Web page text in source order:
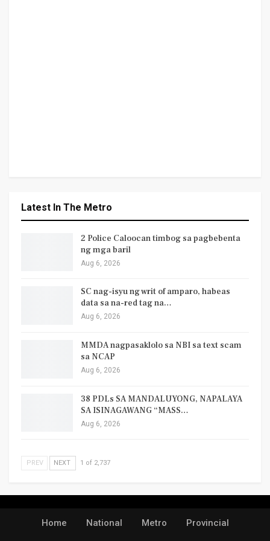
Latest In The Metro
2 Police Caloocan timbog sa pagbebenta
ng mga baril
Aug 6, 2026
SC nag-isyu ng writ of amparo, habeas
data sa na-red tag na…
Aug 6, 2026
MMDA nagpasaklolo sa NBI sa text scam
sa NCAP
Aug 6, 2026
38 PDLs SA MANDALUYONG, NAPALAYA
SA ISINAGAWANG “MASS…
Aug 6, 2026
PREV NEXT 1 of 2,737
Home National Metro Provincial